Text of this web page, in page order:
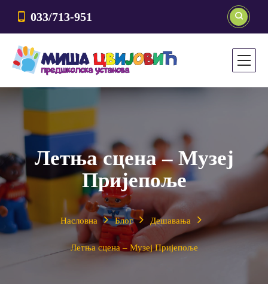
033/713-951
Летња сцена – Музеј
Пријепоље
Насловна Блог Дешавања
Летња сцена – Музеј Пријепоље